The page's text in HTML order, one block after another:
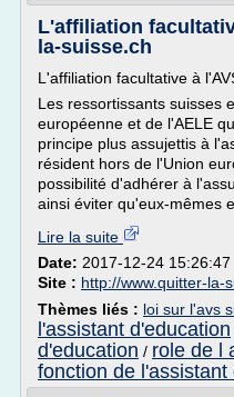
L'affiliation
la-suisse.ch
L'affiliation facultative à
Les ressortissants suisses
européenne et de l'AELE
principe plus assujettis à
résident hors de l'Union
possibilité d'adhérer à
ainsi éviter qu'eux-mêmes
Lire la suite
Date: 2017-12-24 15:26:47
Site : http://www.quitter-la-
Thèmes liés : loi sur l'avs
l'assistant d'education
d'education / role de l
fonction de l'assistant